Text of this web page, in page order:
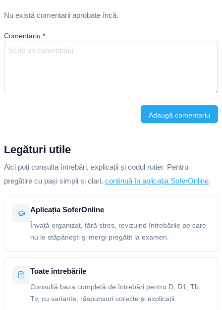
Nu există comentarii aprobate încă.
Comentariu *
Adaugă comentariu
Legături utile
Aici poți consulta întrebări, explicații și codul rutier. Pentru
pregătire cu pași simpli și clari, continuă în aplicația SoferOnline.
Aplicația SoferOnline
Învață organizat, fără stres, revizuind întrebările pe care
nu le stăpânești și mergi pregătit la examen.
Toate întrebările
Consultă baza completă de întrebări pentru D, D1, Tb,
Tv, cu variante, răspunsuri corecte și explicații.